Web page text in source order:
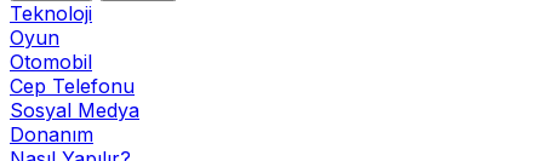
Teknoloji
Oyun
Otomobil
Cep Telefonu
Sosyal Medya
Donanım